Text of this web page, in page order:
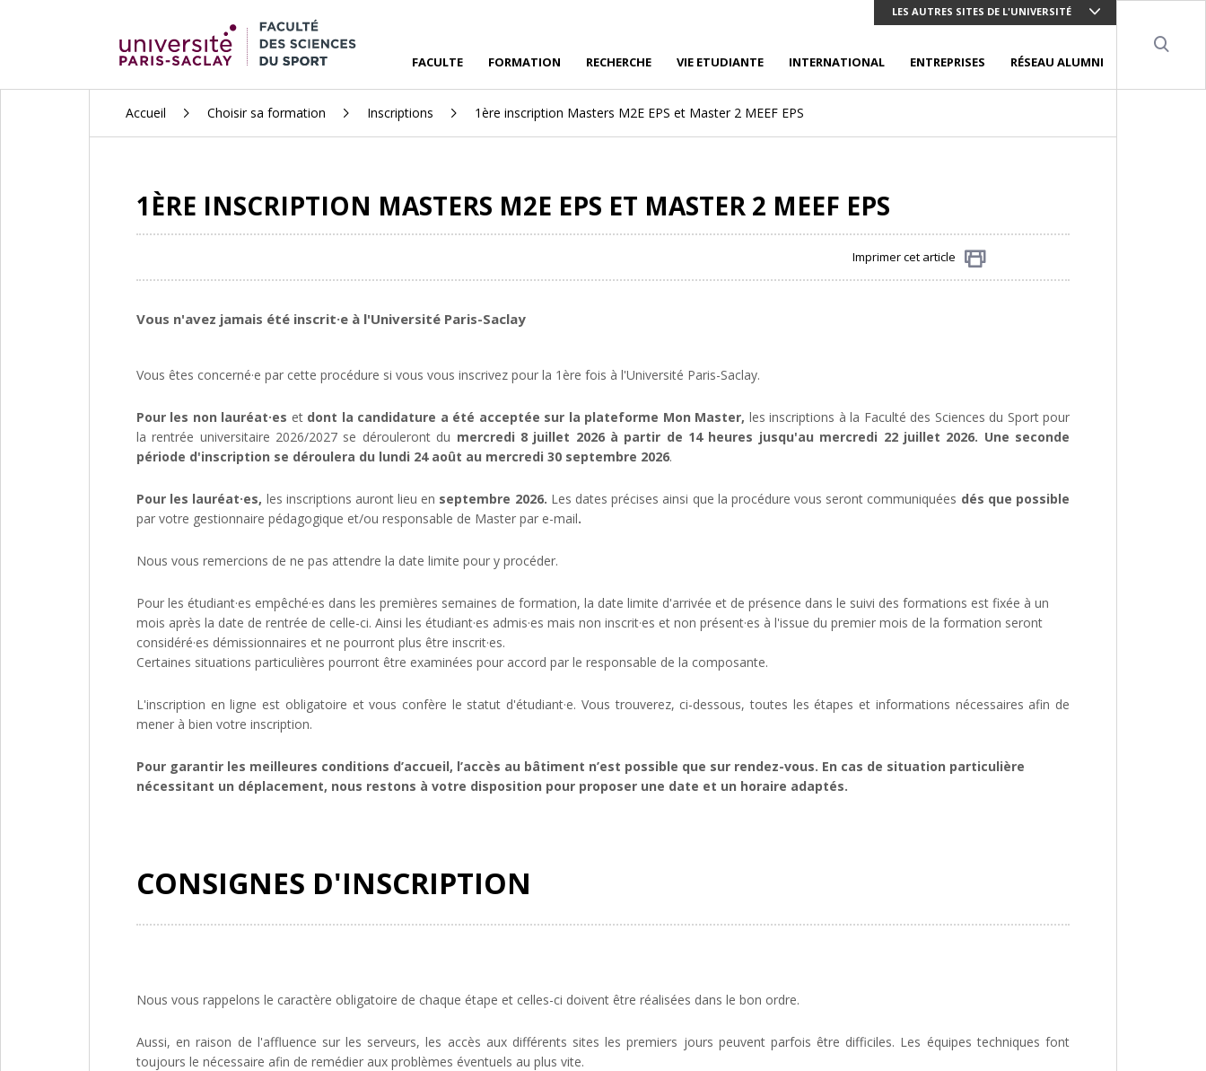
LES AUTRES SITES DE L'UNIVERSITÉ
FACULTE FORMATION RECHERCHE VIE ETUDIANTE INTERNATIONAL ENTREPRISES RÉSEAU ALUMNI
Accueil Choisir sa formation Inscriptions 1ère inscription Masters M2E EPS et Master 2 MEEF EPS
1ÈRE INSCRIPTION MASTERS M2E EPS ET MASTER 2 MEEF EPS
Imprimer cet article
Vous n'avez jamais été inscrit·e à l'Université Paris-Saclay
Vous êtes concerné·e par cette procédure si vous vous inscrivez pour la 1ère fois à l'Université Paris-Saclay.
Pour les non lauréat·es et dont la candidature a été acceptée sur la plateforme Mon Master, les inscriptions à la Faculté des Sciences du Sport pour
la rentrée universitaire 2026/2027 se dérouleront du mercredi 8 juillet 2026 à partir de 14 heures jusqu'au mercredi 22 juillet 2026. Une seconde
période d'inscription se déroulera du lundi 24 août au mercredi 30 septembre 2026.
Pour les lauréat·es, les inscriptions auront lieu en septembre 2026. Les dates précises ainsi que la procédure vous seront communiquées dés que possible
par votre gestionnaire pédagogique et/ou responsable de Master par e-mail.
Nous vous remercions de ne pas attendre la date limite pour y procéder.
Pour les étudiant·es empêché·es dans les premières semaines de formation, la date limite d'arrivée et de présence dans le suivi des formations est fixée à un
mois après la date de rentrée de celle-ci. Ainsi les étudiant·es admis·es mais non inscrit·es et non présent·es à l'issue du premier mois de la formation seront
considéré·es démissionnaires et ne pourront plus être inscrit·es.
Certaines situations particulières pourront être examinées pour accord par le responsable de la composante.
L'inscription en ligne est obligatoire et vous confère le statut d'étudiant·e. Vous trouverez, ci-dessous, toutes les étapes et informations nécessaires afin de
mener à bien votre inscription.
Pour garantir les meilleures conditions d’accueil, l’accès au bâtiment n’est possible que sur rendez-vous. En cas de situation particulière
nécessitant un déplacement, nous restons à votre disposition pour proposer une date et un horaire adaptés.
CONSIGNES D'INSCRIPTION
Nous vous rappelons le caractère obligatoire de chaque étape et celles-ci doivent être réalisées dans le bon ordre.
Aussi, en raison de l'affluence sur les serveurs, les accès aux différents sites les premiers jours peuvent parfois être difficiles. Les équipes techniques font
toujours le nécessaire afin de remédier aux problèmes éventuels au plus vite.